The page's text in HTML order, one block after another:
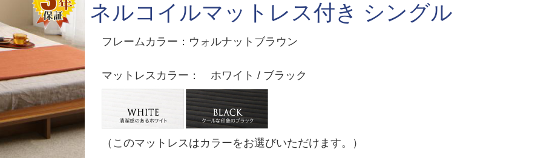
ネルコイルマットレス付き シングル
フレームカラー：ウォルナットブラウン
マットレスカラー： ホワイト / ブラック
（このマットレスはカラーをお選びいただけます。）